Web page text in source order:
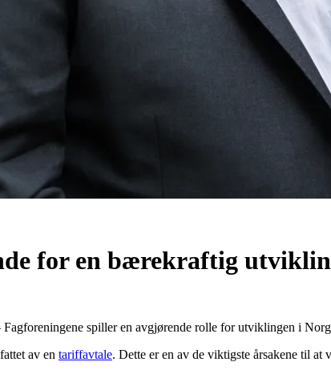
for en bærekraftig
spiller en avgjørende rolle for utviklingen i
av en tariffavtale. Dette er en av de viktigste årsakene til